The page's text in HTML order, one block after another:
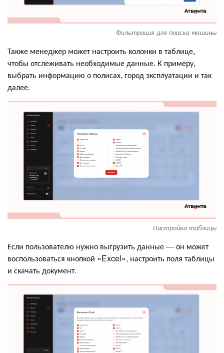
Фильтрация для поиска машины
Также менеджер может настроить колонки в таблице,
чтобы отслеживать необходимые данные. К примеру,
выбрать информацию о полисах, город эксплуатации и так
далее.
Настройка таблицы
Если пользователю нужно выгрузить данные — он может
воспользоваться кнопкой «Excel», настроить поля таблицы
и скачать документ.